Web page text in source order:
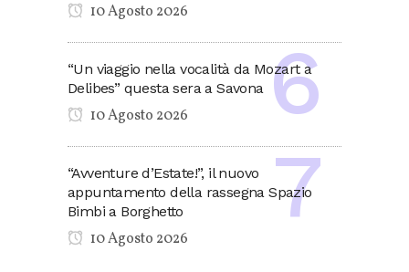
10 Agosto 2026
“Un viaggio nella vocalità da Mozart a
Delibes” questa sera a Savona
10 Agosto 2026
“Avventure d’Estate!”, il nuovo
appuntamento della rassegna Spazio
Bimbi a Borghetto
10 Agosto 2026